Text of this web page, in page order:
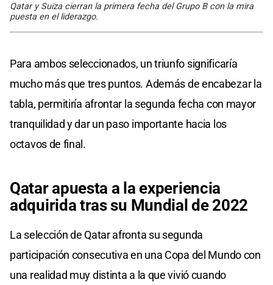
Qatar y Suiza cierran la primera fecha del Grupo B con la mira
puesta en el liderazgo.
Para ambos seleccionados, un triunfo significaría
mucho más que tres puntos. Además de encabezar la
tabla, permitiría afrontar la segunda fecha con mayor
tranquilidad y dar un paso importante hacia los
octavos de final.
Qatar apuesta a la experiencia
adquirida tras su Mundial de 2022
La selección de Qatar afronta su segunda
participación consecutiva en una Copa del Mundo con
una realidad muy distinta a la que vivió cuando